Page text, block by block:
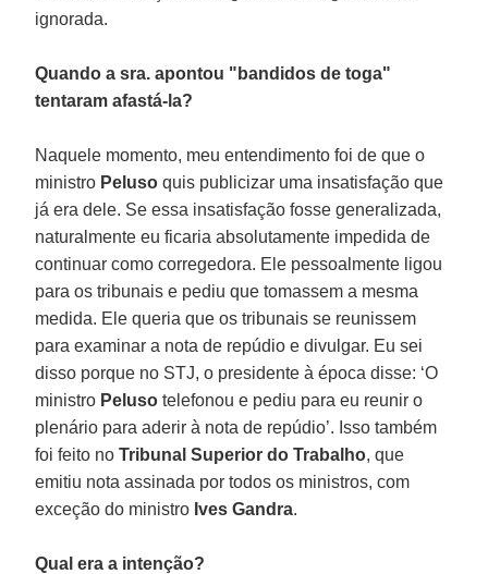
ignorada.
Quando a sra. apontou "bandidos de toga"
tentaram afastá-la?
Naquele momento, meu entendimento foi de que o
ministro Pelusoquis publicizar uma insatisfação que
já era dele. Se essa insatisfação fosse generalizada,
naturalmente eu ficaria absolutamente impedida de
continuar como corregedora. Ele pessoalmente ligou
para os tribunais e pediu que tomassem a mesma
medida. Ele queria que os tribunais se reunissem
para examinar a nota de repúdio e divulgar. Eu sei
disso porque no STJ, o presidente à época disse: ‘O
ministro Pelusotelefonou e pediu para eu reunir o
plenário para aderir à nota de repúdio’. Isso também
foi feito noTribunal Superior do Trabalho, que
emitiu nota assinada por todos os ministros, com
exceção do ministro Ives Gandra.
Qual era a intenção?